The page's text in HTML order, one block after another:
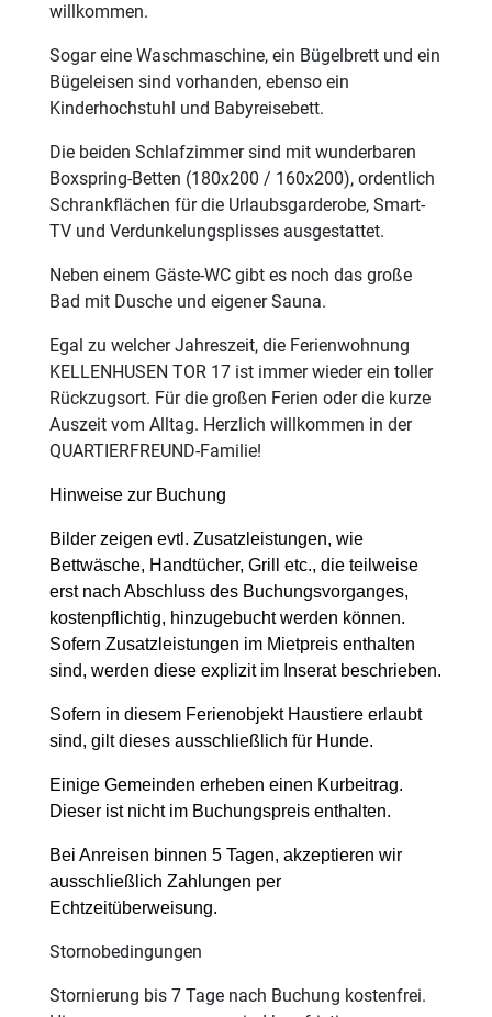
willkommen.
Sogar eine Waschmaschine, ein Bügelbrett und ein
Bügeleisen sind vorhanden, ebenso ein
Kinderhochstuhl und Babyreisebett.
Die beiden Schlafzimmer sind mit wunderbaren
Boxspring-Betten (180x200 / 160x200), ordentlich
Schrankflächen für die Urlaubsgarderobe, Smart-
TV und Verdunkelungsplisses ausgestattet.
Neben einem Gäste-WC gibt es noch das große
Bad mit Dusche und eigener Sauna.
Egal zu welcher Jahreszeit, die Ferienwohnung
KELLENHUSEN TOR 17 ist immer wieder ein toller
Rückzugsort. Für die großen Ferien oder die kurze
Auszeit vom Alltag. Herzlich willkommen in der
QUARTIERFREUND-Familie!
Hinweise zur Buchung
Bilder zeigen evtl. Zusatzleistungen, wie
Bettwäsche, Handtücher, Grill etc., die teilweise
erst nach Abschluss des Buchungsvorganges,
kostenpflichtig, hinzugebucht werden können.
Sofern Zusatzleistungen im Mietpreis enthalten
sind, werden diese explizit im Inserat beschrieben.
Sofern in diesem Ferienobjekt Haustiere erlaubt
sind, gilt dieses ausschließlich für Hunde.
Einige Gemeinden erheben einen Kurbeitrag.
Dieser ist nicht im Buchungspreis enthalten.
Bei Anreisen binnen 5 Tagen, akzeptieren wir
ausschließlich Zahlungen per
Echtzeitüberweisung.
Stornobedingungen
Stornierung bis 7 Tage nach Buchung kostenfrei.